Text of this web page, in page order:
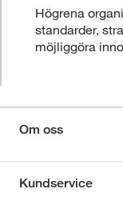
Högrena
standarder,
möjliggöra
Om oss
Kundservice